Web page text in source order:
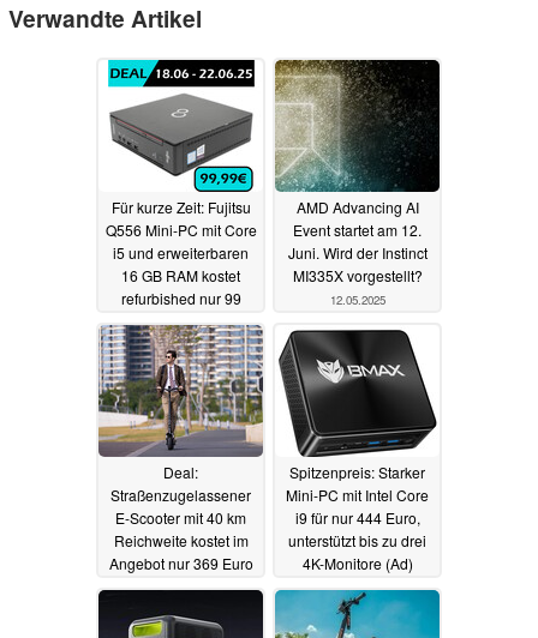
Verwandte Artikel
Für kurze Zeit: Fujitsu
Q556 Mini-PC mit Core
i5 und erweiterbaren
16 GB RAM kostet
refurbished nur 99
Euro19.06.2025
AMD Advancing AI
Event startet am 12.
Juni. Wird der Instinct
MI335X vorgestellt?
12.05.2025
Deal:
Straßenzugelassener
E-Scooter mit 40 km
Reichweite kostet im
Angebot nur 369 Euro
(Ad)04.05.2025
Spitzenpreis: Starker
Mini-PC mit Intel Core
i9 für nur 444 Euro,
unterstützt bis zu drei
4K-Monitore (Ad)
03.05.2025